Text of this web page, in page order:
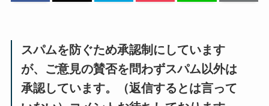
スパムを防ぐため承認制にしています
が、ご意見の賛否を問わずスパム以外は
承認しています。（返信するとは言って